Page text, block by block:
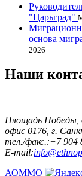
"Царьград"
основа
2026
Наши
Площадь Победы,
офис 0176, г.
тел./факс.:+7 904
E-mail:
АОММО